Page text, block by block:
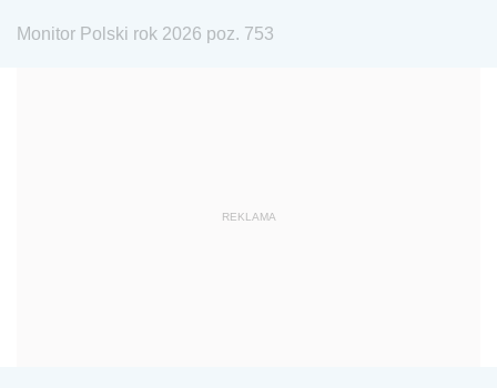
1975 1974
1959
Monitor Polski rok 2026 poz. 753
REKLAMA